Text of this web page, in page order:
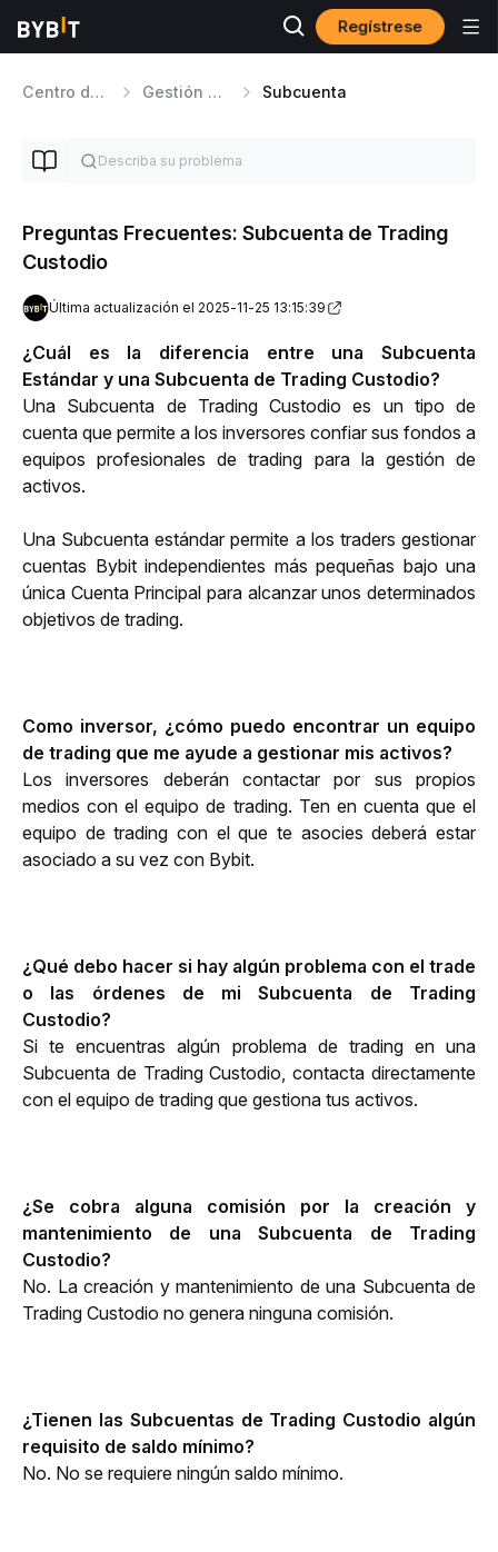
Regístrese
Centro de ayuda Gestión de cuentas Subcuenta
Preguntas Frecuentes: Subcuenta de Trading
Custodio
Última actualización el 2025-11-25 13:15:39
¿Cuál es la diferencia entre una Subcuenta
Estándar y una Subcuenta de Trading Custodio?
Una Subcuenta de Trading Custodio es un tipo de
cuenta que permite a los inversores confiar sus fondos a
equipos profesionales de trading para la gestión de
activos.
Una Subcuenta estándar permite a los traders gestionar
cuentas Bybit independientes más pequeñas bajo una
única Cuenta Principal para alcanzar unos determinados
objetivos de trading.
Como inversor, ¿cómo puedo encontrar un equipo
de trading que me ayude a gestionar mis activos?
Los inversores deberán contactar por sus propios
medios con el equipo de trading. Ten en cuenta que el
equipo de trading con el que te asocies deberá estar
asociado a su vez con Bybit.
¿Qué debo hacer si hay algún problema con el trade
o las órdenes de mi Subcuenta de Trading
Custodio?
Si te encuentras algún problema de trading en una
Subcuenta de Trading Custodio, contacta directamente
con el equipo de trading que gestiona tus activos.
¿Se cobra alguna comisión por la creación y
mantenimiento de una Subcuenta de Trading
Custodio?
No. La creación y mantenimiento de una Subcuenta de
Trading Custodio no genera ninguna comisión.
¿Tienen las Subcuentas de Trading Custodio algún
requisito de saldo mínimo?
No. No se requiere ningún saldo mínimo.